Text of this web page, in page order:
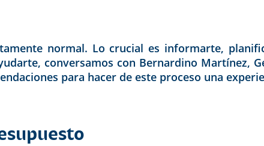
normal. Lo crucial es informarte,
conversamos con Bernardino Martínez,
para hacer de este proceso una